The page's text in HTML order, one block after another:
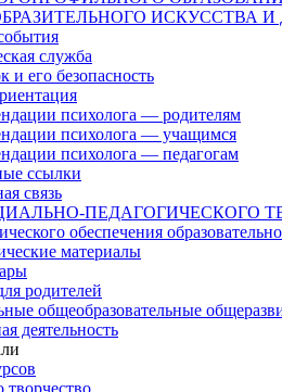
ИСКУССТВА
служба
и его безопасность
психолога — родителям
психолога — учащимся
психолога — педагогам
ссылки
связь
ПЕДАГОГИЧЕСКОГО
обеспечения
материалы
родителей
общеобразовательные
деятельность